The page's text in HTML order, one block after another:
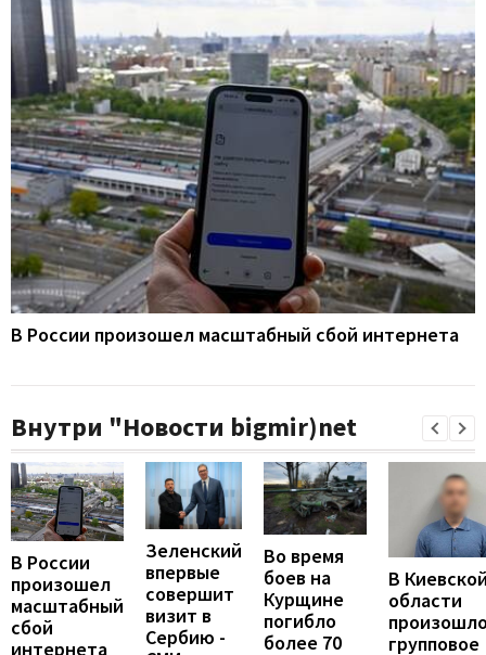
В России произошел масштабный сбой интернета
Внутри "Новости bigmir)net
В России
произошел
масштабный
сбой
интернета
Зеленский
впервые
совершит
визит в
Сербию -
Во время
боев на
Курщине
погибло
более 70
В
области
групповое